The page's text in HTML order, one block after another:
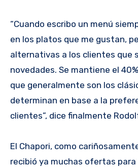
“Cuando escribo un menú
en los platos que me gustan,
alternativas a los clientes que
novedades. Se mantiene el
que generalmente son los
determinan en base a la
clientes”, dice finalmente
El Chapori, como
recibió ya muchas ofertas